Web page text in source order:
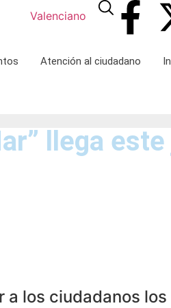
Valenciano
Atención al ciudadano
llega
los ciudadanos